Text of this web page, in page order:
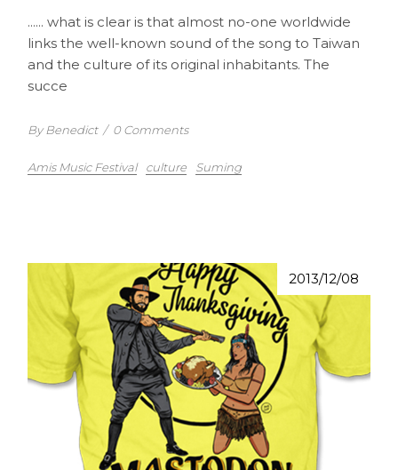
...... what is clear is that almost no-one worldwide
links the well-known sound of the song to Taiwan
and the culture of its original inhabitants. The
succe
By Benedict / 0 Comments
Amis Music Festival culture Suming
2013/12/08